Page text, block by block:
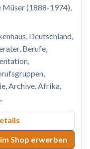
Müser (1888-1974),
Deutschland,
Berufe,
Archive, Afrika,
Shop erwerben